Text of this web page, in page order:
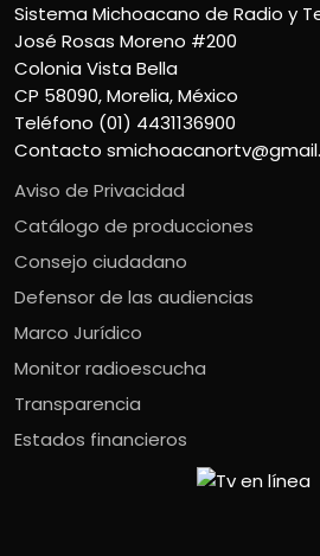
Sistema Michoacano de Radio y
José Rosas Moreno #200
Colonia Vista Bella
CP 58090, Morelia, México
Teléfono (01) 4431136900
Contacto
Aviso de Privacidad
Catálogo de producciones
Consejo ciudadano
Defensor de las audiencias
Marco Jurídico
Monitor radioescucha
Transparencia
Estados financieros